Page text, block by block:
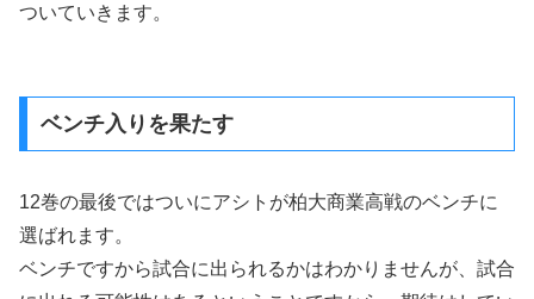
ついていきます。
ベンチ入りを果たす
12巻の最後ではついにアシトが柏大商業高戦のベンチに
選ばれます。
ベンチですから試合に出られるかはわかりませんが、試合